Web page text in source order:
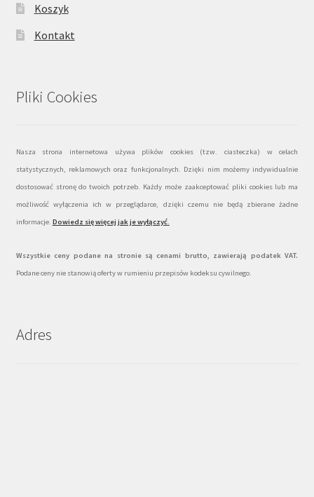
Koszyk
Kontakt
Pliki Cookies
Nasza strona internetowa używa plików cookies (tzw. ciasteczka) w celach
statystycznych, reklamowych oraz funkcjonalnych. Dzięki nim możemy indywidualnie
dostosować stronę do twoich potrzeb. Każdy może zaakceptować pliki cookies lub ma
możliwość wyłączenia ich w przeglądarce, dzięki czemu nie będą zbierane żadne
informacje. Dowiedz się więcej jak je wyłączyć.
Wszystkie ceny podane na stronie są cenami brutto, zawierają podatek VAT.
Podane ceny nie stanowią oferty w rumieniu przepisów kodeksu cywilnego.
Adres